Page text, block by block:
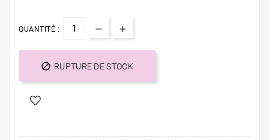
QUANTITÉ :
 RUPTURE DE STOCK